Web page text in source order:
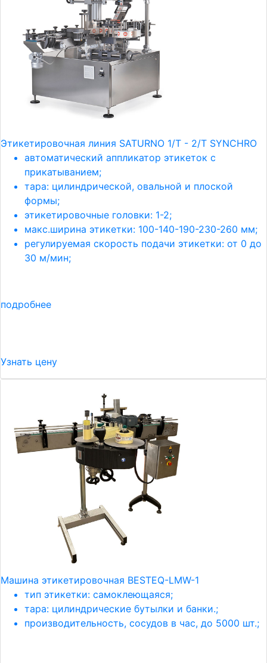
Этикетировочная линия SATURNO 1/T - 2/T SYNCHRO
автоматический аппликатор этикеток с
прикатыванием;
тара: цилиндрической, овальной и плоской
формы;
этикетировочные головки: 1-2;
макс.ширина этикетки: 100-140-190-230-260 мм;
регулируемая скорость подачи этикетки: от 0 до
30 м/мин;
подробнее
Узнать цену
Машина этикетировочная BESTEQ-LMW-1
тип этикетки: самоклеющаяся;
тара: цилиндрические бутылки и банки.;
производительность, сосудов в час, до 5000 шт.;